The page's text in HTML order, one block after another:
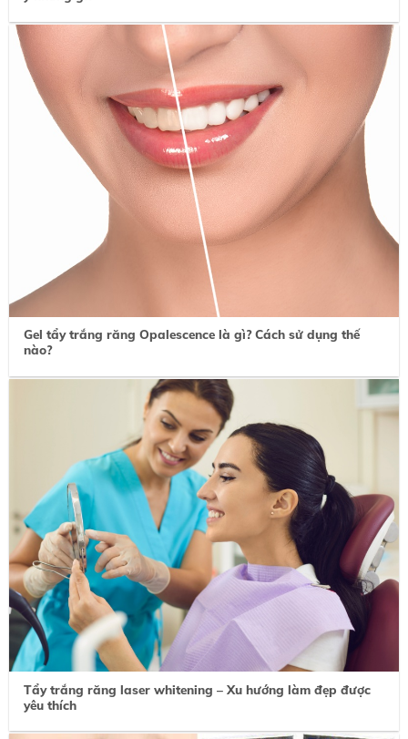
Gel tẩy trắng răng Opalescence là gì? Cách sử dụng thế
nào?
Tẩy trắng răng laser whitening – Xu hướng làm đẹp được
yêu thích